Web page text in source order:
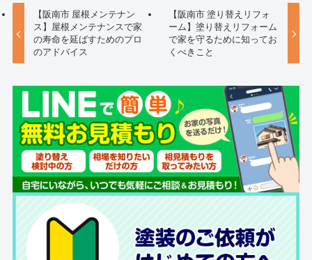
【阪南市 屋根メンテナン
ス】屋根メンテナンスで家
の寿命を延ばすためのプロ
のアドバイス
【阪南市 塗り替えリフォ
ーム】塗り替えリフォーム
で家を守るために知ってお
くべきこと